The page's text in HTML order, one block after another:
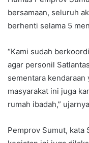
bersamaan, seluruh
berhenti selama 5
“Kami sudah
agar personil
sementara kendaraan
masyarakat ini juga
rumah ibadah,”
Pemprov Sumut, kata